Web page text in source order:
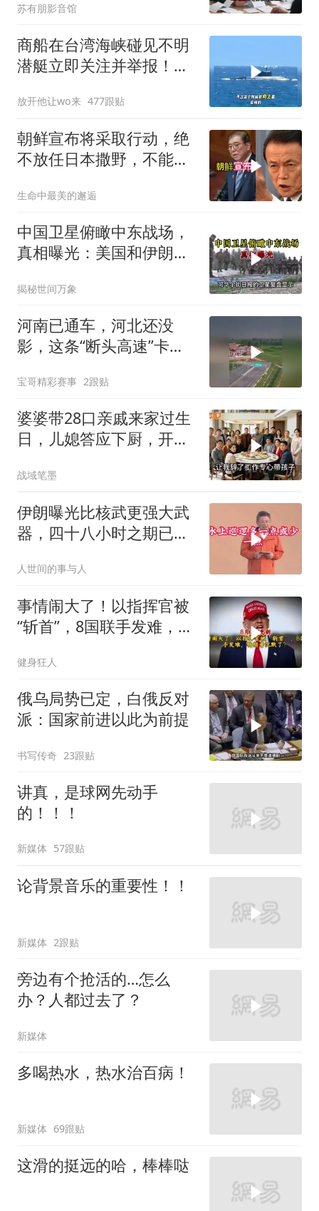
笔退单
苏有朋影音馆
商船在台湾海峡碰见不明
潜艇立即关注并举报！一
放开他让wo来 477跟贴
朝鲜宣布将采取行动，绝
不放任日本撒野，不能让
生命中最美的邂逅
中国卫星俯瞰中东战场，
真相曝光：美国和伊朗都
揭秘世间万象
河南已通车，河北还没
影，这条“断头高速”卡在
宝哥精彩赛事 2跟贴
婆婆带28口亲戚来家过生
日，儿媳答应下厨，开饭
战域笔墨
伊朗曝光比核武更强大武
器，四十八小时之期已
人世间的事与人
事情闹大了！以指挥官被
“斩首”，8国联手发难，特
健身狂人
俄乌局势已定，白俄反对
派：国家前进以此为前提
书写传奇 23跟贴
讲真，是球网先动手
的！！！
新媒体 57跟贴
论背景音乐的重要性！！
新媒体 2跟贴
旁边有个抢活的…怎么
办？人都过去了？
新媒体
多喝热水，热水治百病！
新媒体 69跟贴
这滑的挺远的哈，棒棒哒